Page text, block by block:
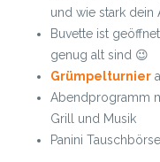
und wie stark dein
Buvette ist
genug alt sind 😉
Grümpelturnier
Abendprogramm
Grill und Musik
Panini